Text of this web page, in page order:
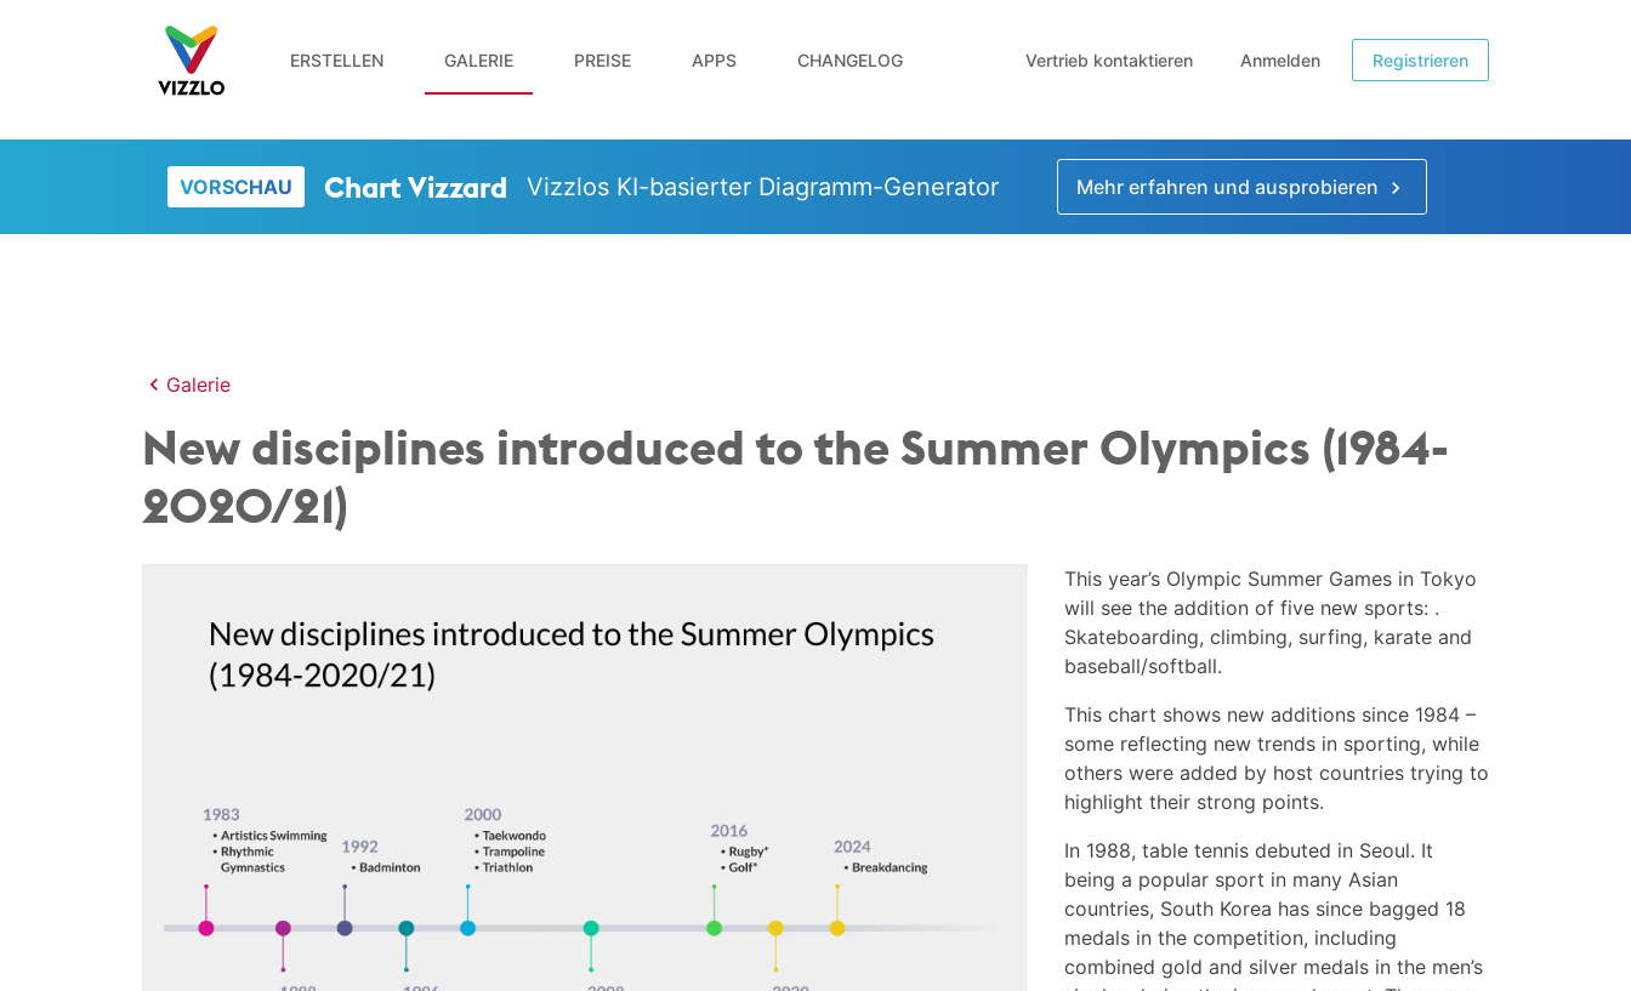
ERSTELLEN GALERIE PREISE APPS CHANGELOG Vertrieb kontaktieren Anmelden Registrieren
VORSCHAU Chart Vizzard Vizzlos KI-basierter Diagramm-Generator Mehr erfahren und ausprobieren
Galerie
New disciplines introduced to the Summer Olympics (1984-
2020/21)
​​This year’s Olympic Summer Games in Tokyo
will see the addition of five new sports: .
Skateboarding, climbing, surfing, karate and
baseball/softball.
This chart shows new additions since 1984 –
some reflecting new trends in sporting, while
others were added by host countries trying to
highlight their strong points.
In 1988, table tennis debuted in Seoul. It
being a popular sport in many Asian
countries, South Korea has since bagged 18
medals in the competition, including
combined gold and silver medals in the men’s